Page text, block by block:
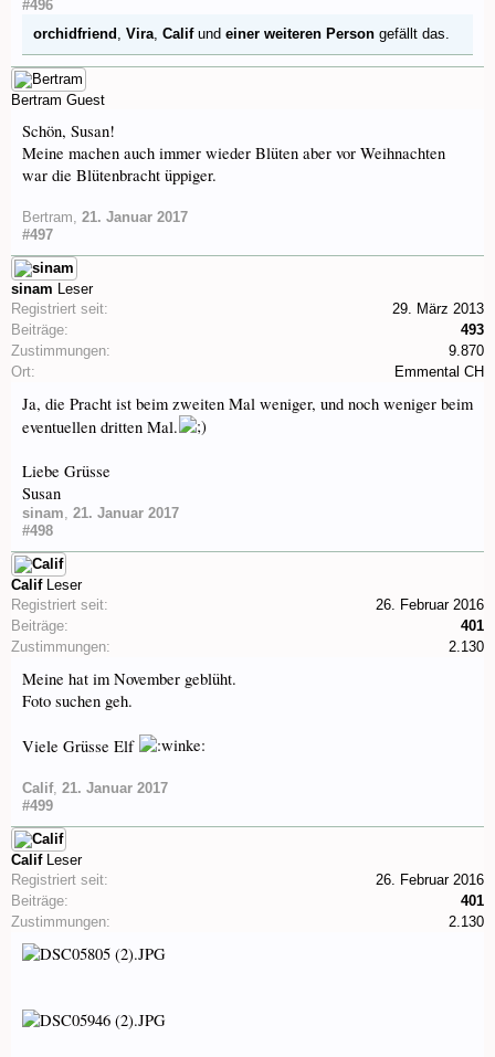
#496
orchidfriend , Vira, Califund einer weiteren Person gefällt das.
Bertram Guest
Schön, Susan!
Meine machen auch immer wieder Blüten aber vor Weihnachten
war die Blütenbracht üppiger.
Bertram, 21. Januar 2017
#497
sinam Leser
Registriert seit:
29. März 2013
Beiträge:
493
Zustimmungen:
9.870
Ort:
Emmental CH
Ja, die Pracht ist beim zweiten Mal weniger, und noch weniger beim
eventuellen dritten Mal.
Liebe Grüsse
Susan
sinam, 21. Januar 2017
#498
Calif Leser
Registriert seit:
26. Februar 2016
Beiträge:
401
Zustimmungen:
2.130
Meine hat im November geblüht.
Foto suchen geh.
Viele Grüsse Elf
Calif, 21. Januar 2017
#499
Calif Leser
Registriert seit:
26. Februar 2016
Beiträge:
401
Zustimmungen:
2.130